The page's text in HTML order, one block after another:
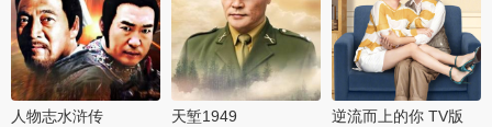
人物志水浒传 天堑1949 逆流而上的你 TV版